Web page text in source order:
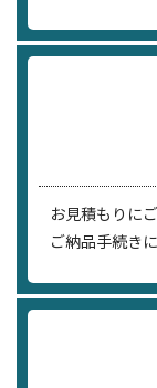
お見積もりに
ご納品手続き